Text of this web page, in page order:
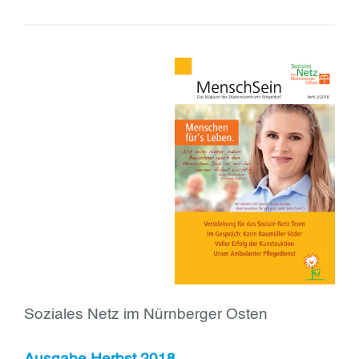
Soziales Netz im Nürnberger Osten